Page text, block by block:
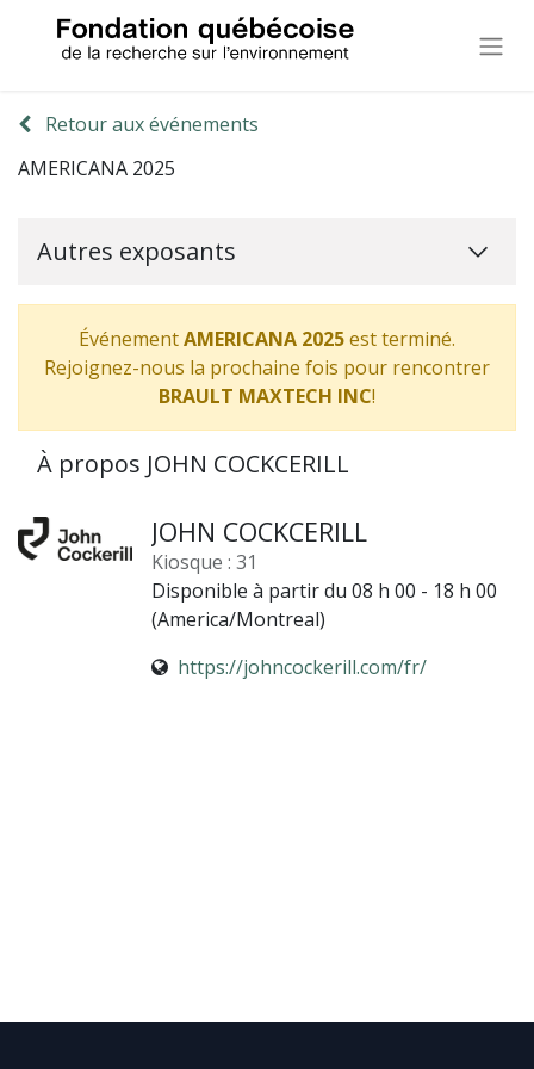
Retour aux événements
AMERICANA 2025
Autres exposants
ÉvénementAMERICANA 2025est terminé.
Rejoignez-nous la prochaine fois pour rencontrer
BRAULT MAXTECH INC!
À propos JOHN COCKCERILL
JOHN COCKCERILL
Kiosque : 31
Disponible à partir du 08 h 00 - 18 h 00
(America/Montreal)
https://johncockerill.com/fr/